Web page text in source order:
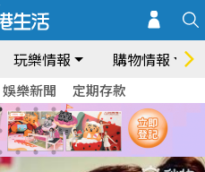
玩樂情報 購物情報
娛樂新聞 定期存款